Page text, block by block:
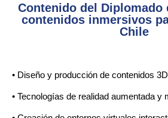
Contenido del Diplomado
contenidos inmersivos
Chile
• Diseño y producción de contenidos
• Tecnologías de realidad aumentada y